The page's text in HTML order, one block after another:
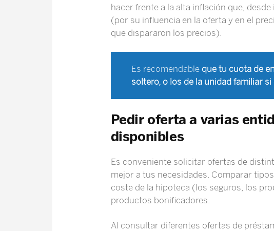
hacer frente a la alta inflación que,
(por su influencia en la oferta y en el
que dispararon los precios).
Es recomendable que tu cuota de
soltero, o los de la unidad familiar
Pedir oferta a varias
disponibles
Es conveniente solicitar ofertas de
mejor a tus necesidades. Comparar
coste de la hipoteca (los seguros, los
productos bonificadores.
Al consultar diferentes ofertas de